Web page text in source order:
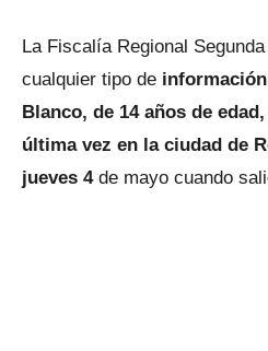
La Fiscalía Regional
cualquier tipo de
Blanco, de 14 años de edad,
última vez en la ciudad de
jueves 4 de mayo cuando